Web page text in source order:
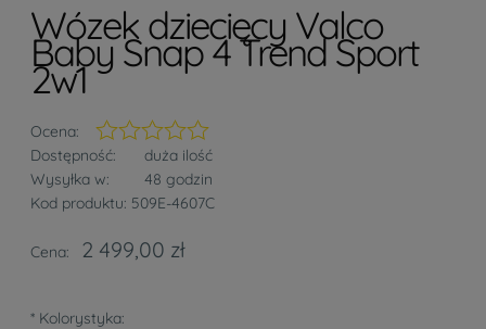
Wózek dziecięcy Valco
Baby Snap 4 Trend Sport
2w1
Ocena:
Dostępność:
duża ilość
Wysyłka w:
48 godzin
Kod produktu: 509E-4607C
Cena: 2 499,00 zł
* Kolorystyka: